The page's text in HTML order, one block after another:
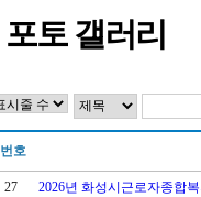
포토 갤러리
번호
27 2026년 화성시근로자종합